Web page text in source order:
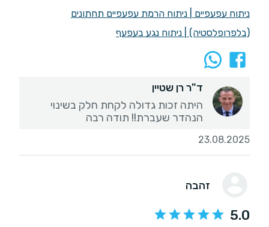
ניתוח עפעפיים
ניתוח הרמת עפעפיים תחתונים
(בלפרופלסטיה)
ניתוח נגע בעפעף
ד"ר רן שטיין
היתה זכות גדולה לקחת חלק בשינוי
הנהדר שעברת!! תודה רבה
23.08.2025
זהבה
5.0